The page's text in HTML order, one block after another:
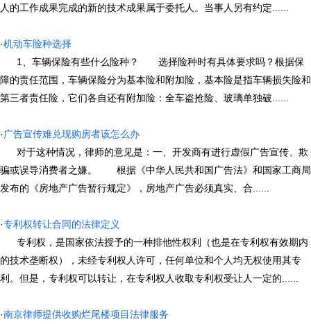
人的工作成果完成的新的技术成果属于委托人。当事人另有约定......
·机动车险种选择
1、车辆保险有些什么险种？ 选择险种时有具体要求吗？根据保
障的责任范围，车辆保险分为基本险和附加险，基本险是指车辆损失险和
第三者责任险，它们各自还有附加险：全车盗抢险、玻璃单独破......
·广告宣传难兑现购房者该怎么办
对于这种情况，律师的意见是：一、开发商有进行虚假广告宣传、欺
骗或误导消费者之嫌。 根据《中华人民共和国广告法》和国家工商局
发布的《房地产广告暂行规定》，房地产广告必须真实、合......
·专利权转让合同的法律定义
专利权，是国家依法授予的一种排他性权利（也是在专利权有效期内
的技术垄断权），未经专利权人许可，任何单位和个人均无权使用其专
利。但是，专利权可以转让，在专利权人收取专利权受让人一定的......
·南京律师提供收购烂尾楼项目法律服务